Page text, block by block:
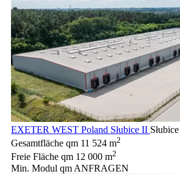
EXETER WEST Poland Słubice II Słubice
Gesamtfläche qm 11 524 m2
Freie Fläche qm 12 000 m2
Min. Modul qm ANFRAGEN